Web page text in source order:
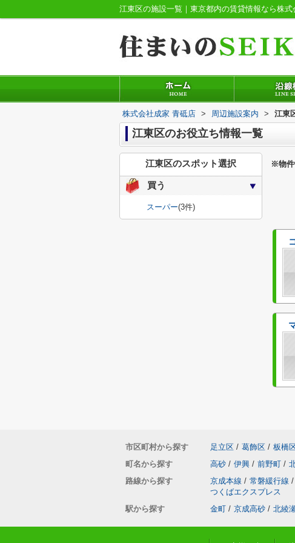
江東区の施設一覧｜東京都内の賃貸情報なら株
株式会社成家 青砥店 > 周辺施設案内 > 江東
江東区のお役立ち情報一覧
※物件
江東区のスポット選択
買う
スーパー(3件)
市区町村から探す 足立区 / 葛飾区 / 板橋
町名から探す
高砂 / 伊興 / 前野町 /
路線から探す
京成本線 / 常磐緩行線 /
つくばエクスプレス
駅から探す
金町 / 京成高砂 / 北綾